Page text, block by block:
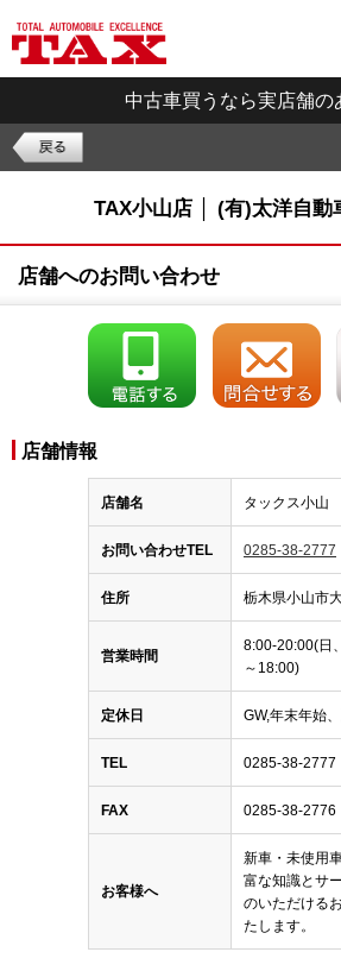
中古車買うなら実店舗の
TAX小山店 │ (有)太洋自動
店舗へのお問い合わせ
店舗情報
店舗名 タックス小山
お問い合わせTEL 0285-38-2777
住所 栃木県小山市
営業時間
8:00-20:00(日
～18:00)
定休日 GW,年末年始
TEL 0285-38-2777
FAX 0285-38-2776
お客様へ
新車・未使用
富な知識とサ
のいただける
たします。